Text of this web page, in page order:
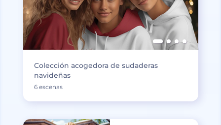
Colección acogedora de sudaderas
navideñas
6 escenas